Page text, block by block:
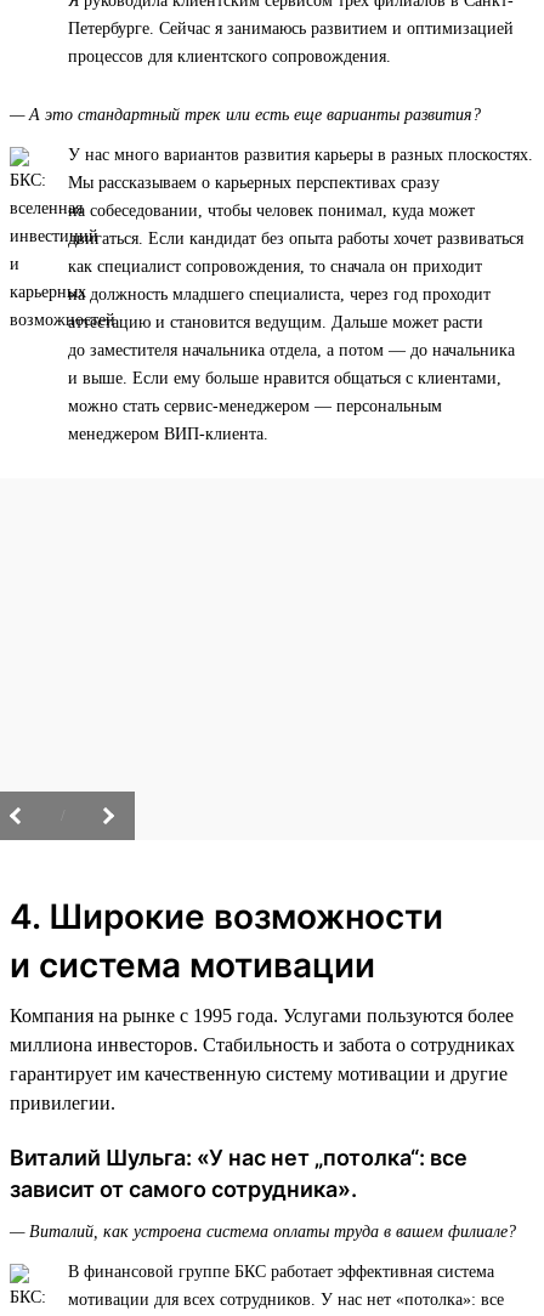
Петербурге. Сейчас я занимаюсь развитием и оптимизацией
процессов для клиентского сопровождения.
— А это стандартный трек или есть еще варианты развития?
У нас много вариантов развития карьеры в разных плоскостях.
Мы рассказываем о карьерных перспективах сразу
на собеседовании, чтобы человек понимал, куда может
двигаться. Если кандидат без опыта работы хочет развиваться
как специалист сопровождения, то сначала он приходит
на должность младшего специалиста, через год проходит
аттестацию и становится ведущим. Дальше может расти
до заместителя начальника отдела, а потом — до начальника
и выше. Если ему больше нравится общаться с клиентами,
можно стать сервис-менеджером — персональным
менеджером ВИП-клиента.
4. Широкие возможности
и система мотивации
Компания на рынке с 1995 года. Услугами пользуются более
миллиона инвесторов. Стабильность и забота о сотрудниках
гарантирует им качественную систему мотивации и другие
привилегии.
Виталий Шульга: «У нас нет „потолка“: все
зависит от самого сотрудника».
— Виталий, как устроена система оплаты труда в вашем филиале?
В финансовой группе БКС работает эффективная система
мотивации для всех сотрудников. У нас нет «потолка»: все